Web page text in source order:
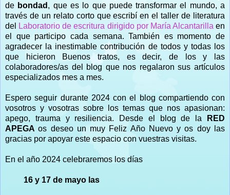
de bondad , que es lo que puede transformar el mundo, a
través de un relato corto que escribí en el taller de literatura
del
Laboratorio de escritura dirigido por María Alcantarilla en
el que participo cada semana. También es momento de
agradecer la inestimable contribución de todos y todas los
que hicieron Buenos tratos, es decir, de los y las
colaboradores/as del blog que nos regalaron sus artículos
especializados mes a mes.
Espero seguir durante 2024 con el blog compartiendo con
vosotros y vosotras sobre los temas que nos apasionan:
apego, trauma y resiliencia. Desde el blog de la
RED
APEGAos deseo un muy Feliz Año Nuevo y os doy las
gracias por apoyar este espacio con vuestras visitas.
En el año 2024 celebraremos los días
16 y 17 de mayo las